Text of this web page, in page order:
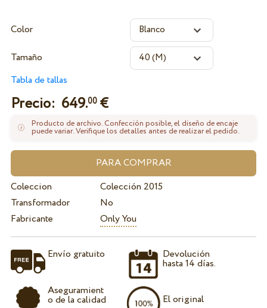
Color
Tamaño
Tabla de tallas
Precio: 649.00€
Producto de archivo. Confección posible, el diseño de encaje
puede variar. Verifique los detalles antes de realizar el pedido.
Coleccion
Colección 2015
Transformador
No
Fabricante
Only You
Envío gratuito
Aseguramient
o de la calidad
Devolución
hasta 14 días.
El original